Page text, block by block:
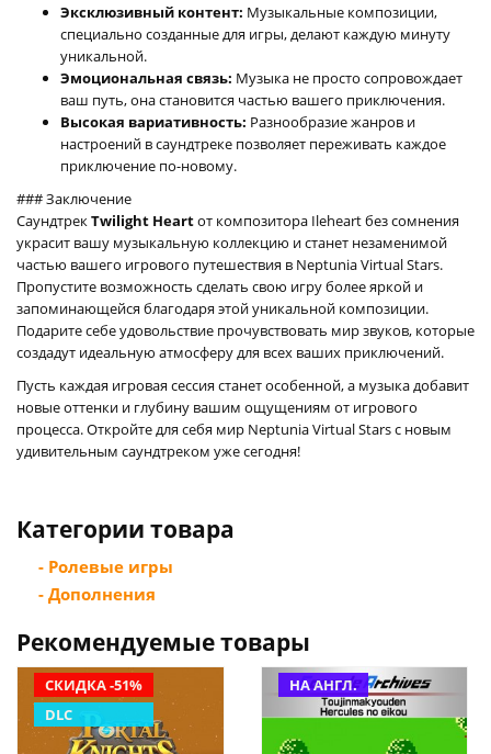
Эксклюзивный контент: Музыкальные композиции,
специально созданные для игры, делают каждую минуту
уникальной.
Эмоциональная связь: Музыка не просто сопровождает
ваш путь, она становится частью вашего приключения.
Высокая вариативность: Разнообразие жанров и
настроений в саундтреке позволяет переживать каждое
приключение по-новому.
### Заключение
СаундтрекTwilight Heartот композитора Ileheart без сомнения
украсит вашу музыкальную коллекцию и станет незаменимой
частью вашего игрового путешествия в Neptunia Virtual Stars.
Пропустите возможность сделать свою игру более яркой и
запоминающейся благодаря этой уникальной композиции.
Подарите себе удовольствие прочувствовать мир звуков, которые
создадут идеальную атмосферу для всех ваших приключений.
Пусть каждая игровая сессия станет особенной, а музыка добавит
новые оттенки и глубину вашим ощущениям от игрового
процесса. Откройте для себя мир Neptunia Virtual Stars с новым
удивительным саундтреком уже сегодня!
Категории товара
- Ролевые игры
- Дополнения
Рекомендуемые товары
СКИДКА -51%
DLC
НА АНГЛ.